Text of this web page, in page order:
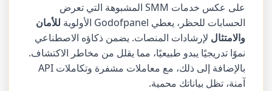
على عكس خدمات SMM المشبوهة التي تعرض
الحسابات للحظر، يعطي Godofpanel الأولوية
للأمان
والامتثال لإرشادات المنصات. يضمن ذكاؤه الاصطناعي
نموًا تدريجيًا يبدو طبيعيًا، مما يقلل من مخاطر الاكتشاف.
بالإضافة إلى ذلك، مع معاملات مشفرة وتكاملات API
آمنة، تظل بياناتك محمية.